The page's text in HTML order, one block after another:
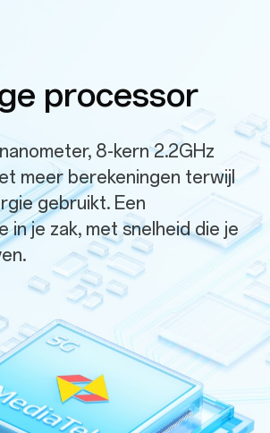
processor
8-kern 2.2GHz
meer berekeningen terwijl
gebruikt. Een
in je zak, met snelheid die je